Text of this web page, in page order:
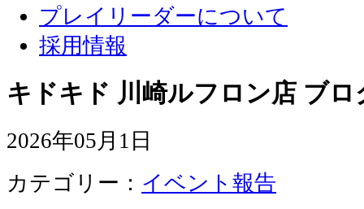
プレイリーダーについて
採用情報
キドキド 川崎ルフロン店 ブロ
2026年05月1日
カテゴリー： イベント報告